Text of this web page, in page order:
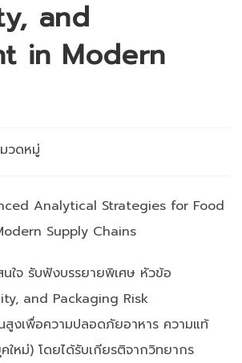
and
in Modern
วดหมู่
Analytical Strategies for Food
Supply Chains
ใจ รับฟังบรรยายพิเศษ หัวข้อ
and Packaging Risk
งเพื่อความปลอดภัยอาหาร ความแท้
ใหม่) โดยได้รับเกียรติจากวิทยากร